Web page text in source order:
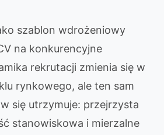
szablon wdrożeniowy
na konkurencyjne
rekrutacji zmienia się w
rynkowego, ale ten sam
się utrzymuje: przejrzysta
stanowiskowa i mierzalne